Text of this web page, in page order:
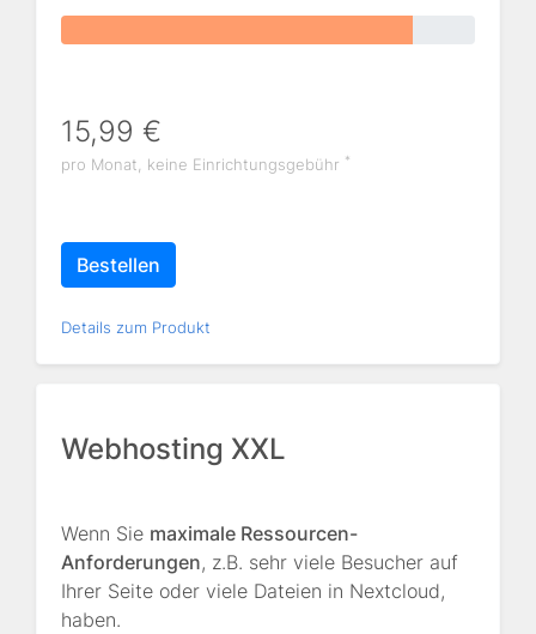
15,99 €
pro Monat, keine Einrichtungsgebühr *
Bestellen
Details zum Produkt
Webhosting XXL
Wenn Sie maximale Ressourcen-
Anforderungen, z.B. sehr viele Besucher auf
Ihrer Seite oder viele Dateien in Nextcloud,
haben.